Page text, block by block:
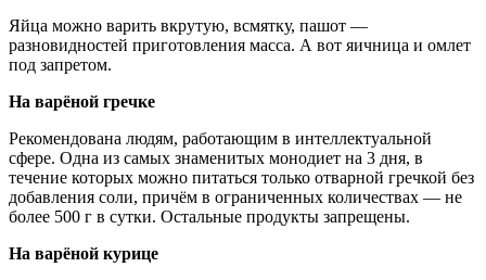
Яйца можно варить вкрутую, всмятку, пашот —
разновидностей приготовления масса. А вот яичница и омлет
под запретом.
На варёной гречке
Рекомендована людям, работающим в интеллектуальной
сфере. Одна из самых знаменитых монодиет на 3 дня, в
течение которых можно питаться только отварной гречкой без
добавления соли, причём в ограниченных количествах — не
более 500 г в сутки. Остальные продукты запрещены.
На варёной курице